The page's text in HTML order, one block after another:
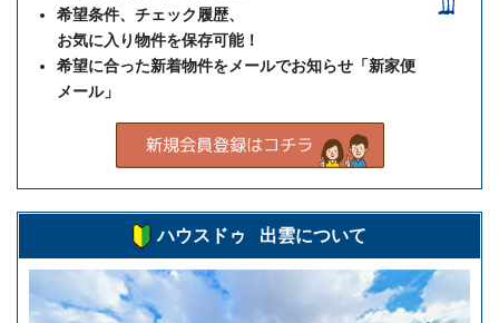
希望条件、チェック履歴、
お気に入り物件を保存可能！
希望に合った新着物件をメールでお知らせ「新家便
メール」
ハウスドゥ 出雲について